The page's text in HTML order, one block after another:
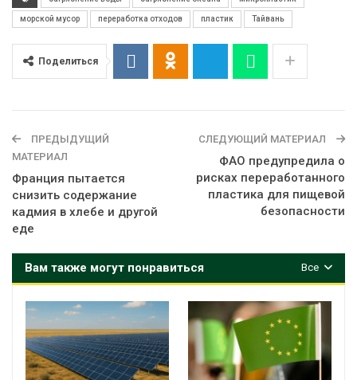
морской мусор переработка отходов пластик Тайвань
Поделиться
ПРЕДЫДУЩИЙ
МАТЕРИАЛ
Франция пытается
снизить содержание
кадмия в хлебе и другой
еде
СЛЕДУЮЩИЙ МАТЕРИАЛ
ФАО предупредила о
рисках переработанного
пластика для пищевой
безопасности
Все
Вам также могут понравиться